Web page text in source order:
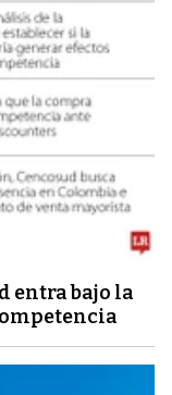
entra bajo la